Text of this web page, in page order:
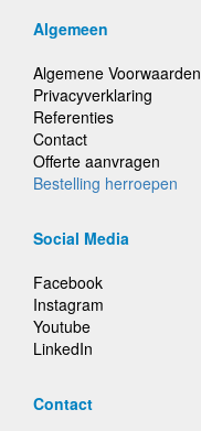
Algemeen
Algemene Voorwaarden
Privacyverklaring
Referenties
Contact
Offerte aanvragen
Bestelling herroepen
Social Media
Facebook
Instagram
Youtube
LinkedIn
Contact